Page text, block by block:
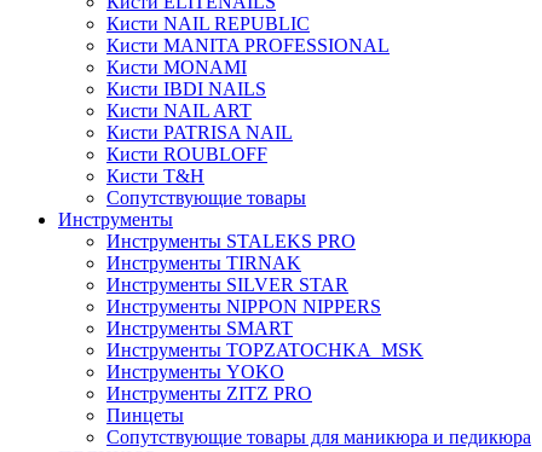
Кисти NAIL REPUBLIC
Кисти MANITA PROFESSIONAL
Кисти MONAMI
Кисти IBDI NAILS
Кисти NAIL ART
Кисти PATRISA NAIL
Кисти ROUBLOFF
Кисти T&H
Сопутствующие товары
Инструменты
Инструменты STALEKS PRO
Инструменты TIRNAK
Инструменты SILVER STAR
Инструменты NIPPON NIPPERS
Инструменты SMART
Инструменты TOPZATOCHKA_MSK
Инструменты YOKO
Инструменты ZITZ PRO
Пинцеты
Сопутствующие товары для маникюра и педикюра